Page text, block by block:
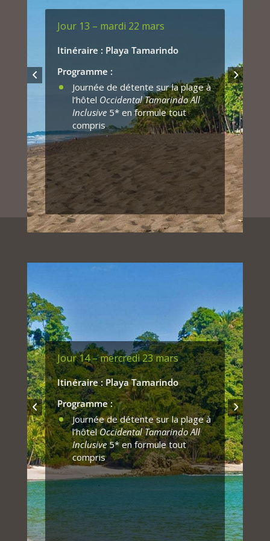
boissons alcoolisées & cocktails à
Jour 13 – mardi 22 mars
Itinéraire : Playa Tamarindo
Programme :
Journée de détente sur la plage à
l’hôtel Occidental Tamarindo All
Inclusive5* en formule tout
compris
Jour 14 – mercredi 23 mars
Itinéraire : Playa Tamarindo
Programme :
Journée de détente sur la plage à
l’hôtelOccidental Tamarindo All
Inclusive5* en formule tout
compris